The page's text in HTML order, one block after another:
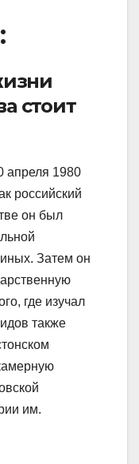
стоит
апреля 1980
российский
он был
Затем он
где изучал
также
им.